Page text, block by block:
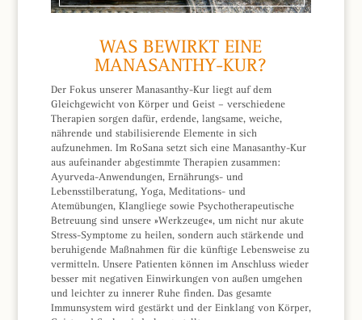
WAS BEWIRKT EINE
MANASANTHY-KUR?
Der Fokus unserer Manasanthy-Kur liegt auf dem
Gleichgewicht von Körper und Geist – verschiedene
Therapien sorgen dafür, erdende, langsame, weiche,
nährende und stabilisierende Elemente in sich
aufzunehmen. Im RoSana setzt sich eine Manasanthy-Kur
aus aufeinander abgestimmte Therapien zusammen:
Ayurveda-Anwendungen, Ernährungs- und
Lebensstilberatung, Yoga, Meditations- und
Atemübungen, Klangliege sowie Psychotherapeutische
Betreuung sind unsere »Werkzeuge«, um nicht nur akute
Stress-Symptome zu heilen, sondern auch stärkende und
beruhigende Maßnahmen für die künftige Lebensweise zu
vermitteln. Unsere Patienten können im Anschluss wieder
besser mit negativen Einwirkungen von außen umgehen
und leichter zu innerer Ruhe finden. Das gesamte
Immunsystem wird gestärkt und der Einklang von Körper,